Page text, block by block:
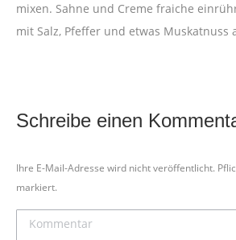
mixen. Sahne und Creme fraiche
mit Salz, Pfeffer und etwas Muskatnuss
Schreibe einen
Ihre E-Mail-Adresse wird nicht veröffentlicht.
markiert.
Kommentar